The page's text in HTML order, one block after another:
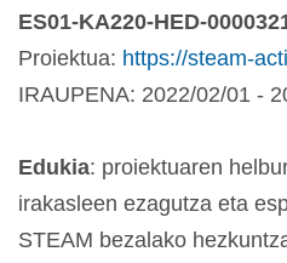
ES01-KA220-HED-
Proiektua: https://steam-
IRAUPENA: 2022/02/01 -
Edukia: proiektuaren
irakasleen ezagutza eta
STEAM bezalako